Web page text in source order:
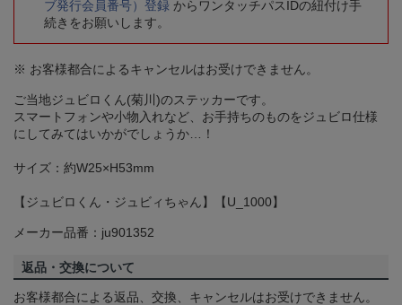
ブ発行会員番号）登録 からワンタッチパスIDの紐付け手
続きをお願いします。
※ お客様都合によるキャンセルはお受けできません。
ご当地ジュビロくん(菊川)のステッカーです。
スマートフォンや小物入れなど、お手持ちのものをジュビロ仕様
にしてみてはいかがでしょうか…！
サイズ：約W25×H53mm
【ジュビロくん・ジュビィちゃん】【U_1000】
メーカー品番：ju901352
返品・交換について
お客様都合による返品、交換、キャンセルはお受けできません。